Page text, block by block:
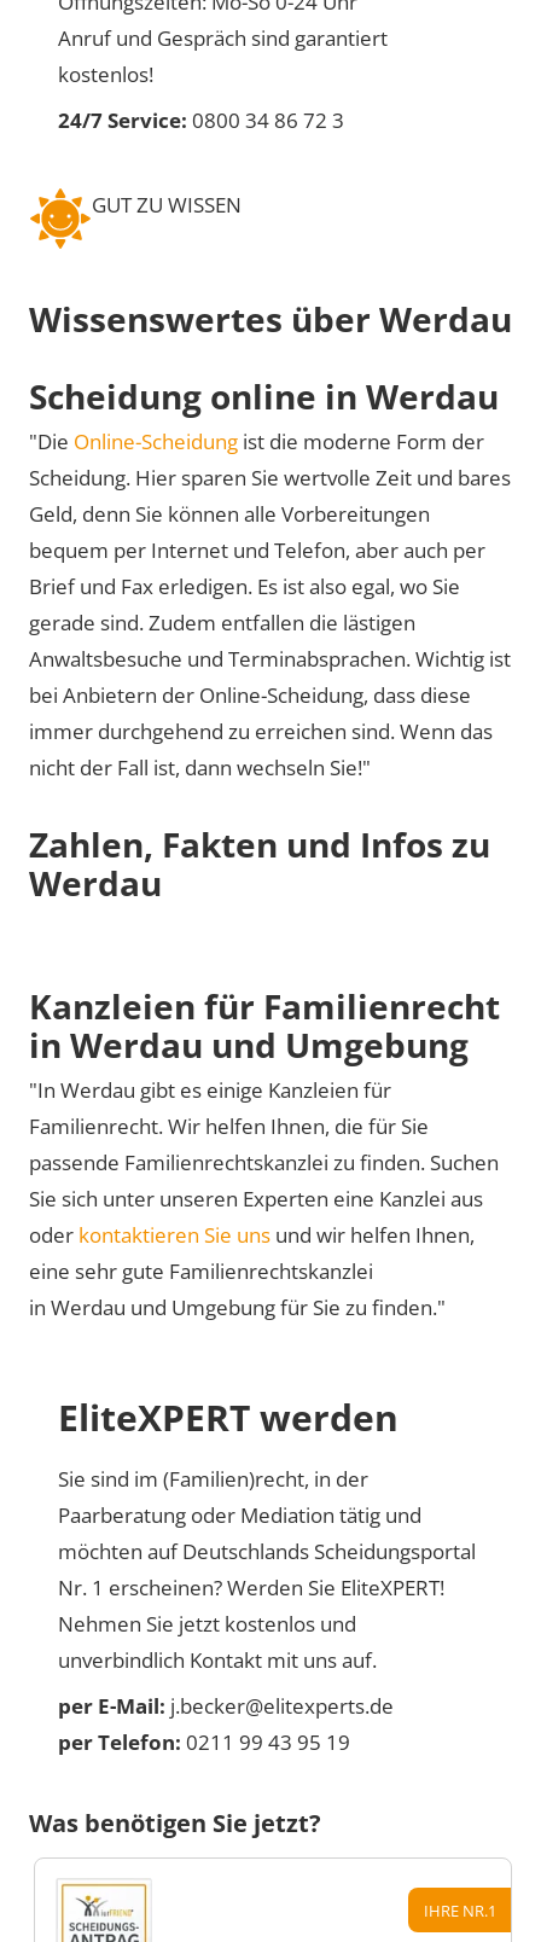
Anruf und Gespräch sind garantiert
kostenlos!
24/7 Service: 0800 34 86 72 3
GUT ZU WISSEN
Wissenswertes über Werdau
Scheidung online in Werdau
"Die Online-Scheidung ist die moderne Form der
Scheidung. Hier sparen Sie wertvolle Zeit und bares
Geld, denn Sie können alle Vorbereitungen
bequem per Internet und Telefon, aber auch per
Brief und Fax erledigen. Es ist also egal, wo Sie
gerade sind. Zudem entfallen die lästigen
Anwaltsbesuche und Terminabsprachen. Wichtig ist
bei Anbietern der Online-Scheidung, dass diese
immer durchgehend zu erreichen sind. Wenn das
nicht der Fall ist, dann wechseln Sie!"
Zahlen, Fakten und Infos zu
Werdau
Kanzleien für Familienrecht
in Werdau und Umgebung
"In Werdau gibt es einige Kanzleien für
Familienrecht. Wir helfen Ihnen, die für Sie
passende Familienrechtskanzlei zu finden. Suchen
Sie sich unter unseren Experten eine Kanzlei aus
oder kontaktieren Sie uns und wir helfen Ihnen,
eine sehr gute Familienrechtskanzlei
in Werdau und Umgebung für Sie zu finden."
EliteXPERT werden
Sie sind im (Familien)recht, in der
Paarberatung oder Mediation tätig und
möchten auf Deutschlands Scheidungsportal
Nr. 1 erscheinen? Werden Sie EliteXPERT!
Nehmen Sie jetzt kostenlos und
unverbindlich Kontakt mit uns auf.
per E-Mail: j.becker@elitexperts.de
per Telefon: 0211 99 43 95 19
Was benötigen Sie jetzt?
IHRE NR.1